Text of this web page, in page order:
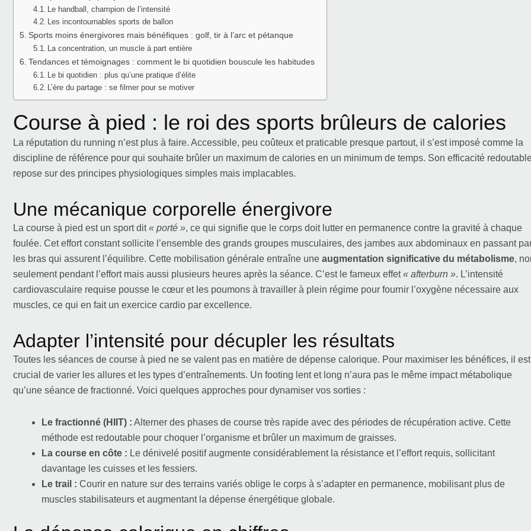
Le handball, champion de l’intensité
Les incontournables sports de ballon
Sports moins énergivores mais bénéfiques : golf, tir à l’arc et pétanque
La concentration, un muscle à part entière
Tendances et témoignages : comment le bi quotidien bouscule les habitudes
Le bi quotidien : plus qu’une pratique d’élite
L’ère du partage : se filmer pour se motiver
Course à pied : le roi des sports brûleurs de calories
La réputation du running n’est plus à faire. Accessible, peu coûteux et praticable presque partout, il s’est imposé comme la
discipline de référence pour qui souhaite brûler un maximum de calories en un minimum de temps. Son efficacité
repose sur des principes physiologiques simples mais implacables.
Une mécanique corporelle énergivore
La course à pied est un sport dit« porté », ce qui signifie que le corps doit lutter en permanence contre la gravité à chaque
foulée. Cet effort constant sollicite l’ensemble des grands groupes musculaires, des jambes aux abdominaux en passant
les bras qui assurent l’équilibre. Cette mobilisation générale entraîne une augmentation significative du métabolisme,
seulement pendant l’effort mais aussi plusieurs heures après la séance. C’est le fameux effet« afterburn ». L’intensité
cardiovasculaire requise pousse le cœur et les poumons à travailler à plein régime pour fournir l’oxygène nécessaire aux
muscles, ce qui en fait un exercice cardio par excellence.
Adapter l’intensité pour décupler les résultats
Toutes les séances de course à pied ne se valent pas en matière de dépense calorique. Pour maximiser les bénéfices, il est
crucial de varier les allures et les types d’entraînements. Un footing lent et long n’aura pas le même impact métabolique
qu’une séance de fractionné. Voici quelques approches pour dynamiser vos sorties :
Le fractionné (HIIT) : Alterner des phases de course très rapide avec des périodes de récupération active. Cette
méthode est redoutable pour choquer l’organisme et brûler un maximum de graisses.
La course en côte : Le dénivelé positif augmente considérablement la résistance et l’effort requis, sollicitant
davantage les cuisses et les fessiers.
Le trail : Courir en nature sur des terrains variés oblige le corps à s’adapter en permanence, mobilisant plus de
muscles stabilisateurs et augmentant la dépense énergétique globale.